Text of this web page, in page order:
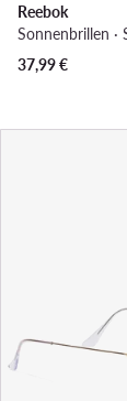
Reebok
Sonnenbrillen ·
37,99€